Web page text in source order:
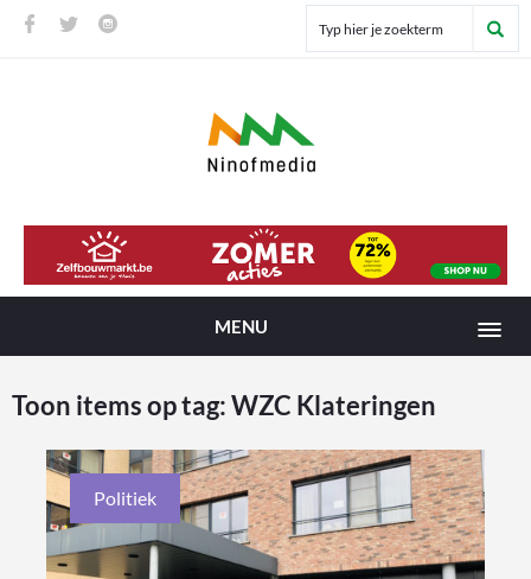
MENU
Toon items op tag:WZC Klateringen
Politiek